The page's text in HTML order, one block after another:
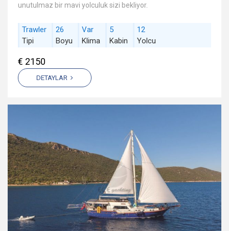
unutulmaz bir mavi yolculuk sizi bekliyor.
Trawler
Tipi
26
Boyu
Var
Klima
5
Kabin
12
Yolcu
€ 2150
DETAYLAR